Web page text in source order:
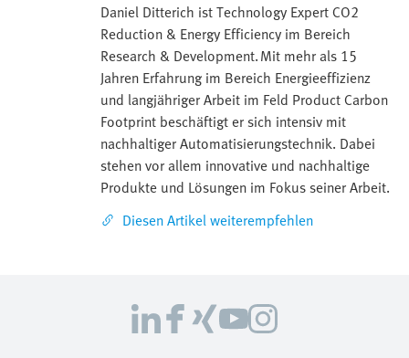
Daniel Ditterich ist Technology Expert CO2
Reduction & Energy Efficiency im Bereich
Research & Development. Mit mehr als 15
Jahren Erfahrung im Bereich Energieeffizienz
und langjähriger Arbeit im Feld Product Carbon
Footprint beschäftigt er sich intensiv mit
nachhaltiger Automatisierungstechnik. Dabei
stehen vor allem innovative und nachhaltige
Produkte und Lösungen im Fokus seiner Arbeit.
Diesen Artikel weiterempfehlen